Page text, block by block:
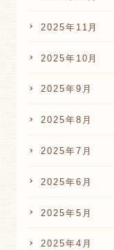
2025年11月
2025年10月
2025年9月
2025年8月
2025年7月
2025年6月
2025年5月
2025年4月